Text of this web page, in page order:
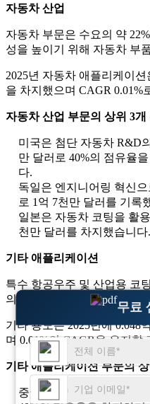
무료
자동차 산업
자동차 부문은 수요의 약
성을 높이기 위해 자동차 부
2025년 자동차 애플리케이
을 차지했으며 CAGR 0.01%
자동차 산업 부문의 상위 3
미국은 첨단 자동차 R&D
만 달러로 40%의 점유율
다.
독일은 엔지니어링 혁신
로 1억 7천만 달러를 기록
일본은 자동차 코팅을 활
천만 달러를 차지했습니다.
기타 애플리케이션
특수 항공우주 및 산업용 코
의 약 15%를 차지합니다.
기타 용도는 2025년에 0.048
며 0.01%의 CAGR을 유지할
기타 애플리케이션 부문의
중국은 산업 용도 다양화